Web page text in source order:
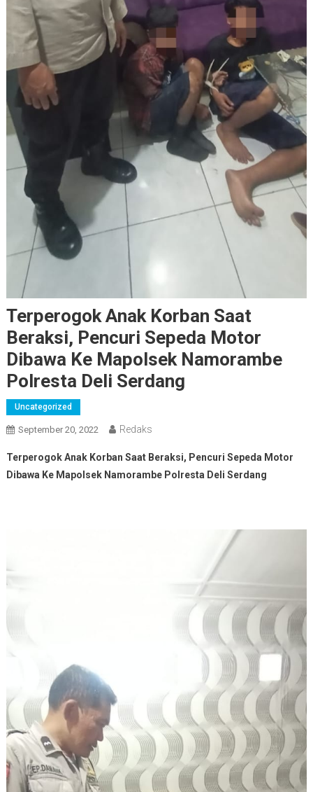
Terperogok Anak Korban Saat
Beraksi, Pencuri Sepeda Motor
Dibawa Ke Mapolsek Namorambe
Polresta Deli Serdang
Uncategorized
September 20, 2022 Redaks
Terperogok Anak Korban Saat Beraksi, Pencuri Sepeda Motor
Dibawa Ke Mapolsek Namorambe Polresta Deli Serdang